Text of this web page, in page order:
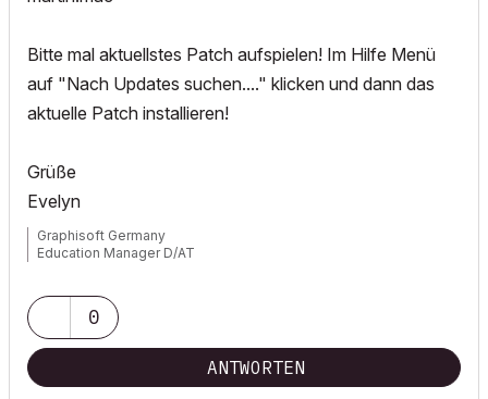
Bitte mal aktuellstes Patch aufspielen! Im Hilfe Menü
auf "Nach Updates suchen...." klicken und dann das
aktuelle Patch installieren!
Grüße
Evelyn
Graphisoft Germany
Education Manager D/AT
0
ANTWORTEN